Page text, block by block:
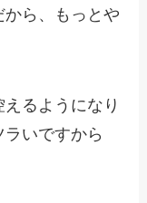
ら、もっとや
るようになり
いですから